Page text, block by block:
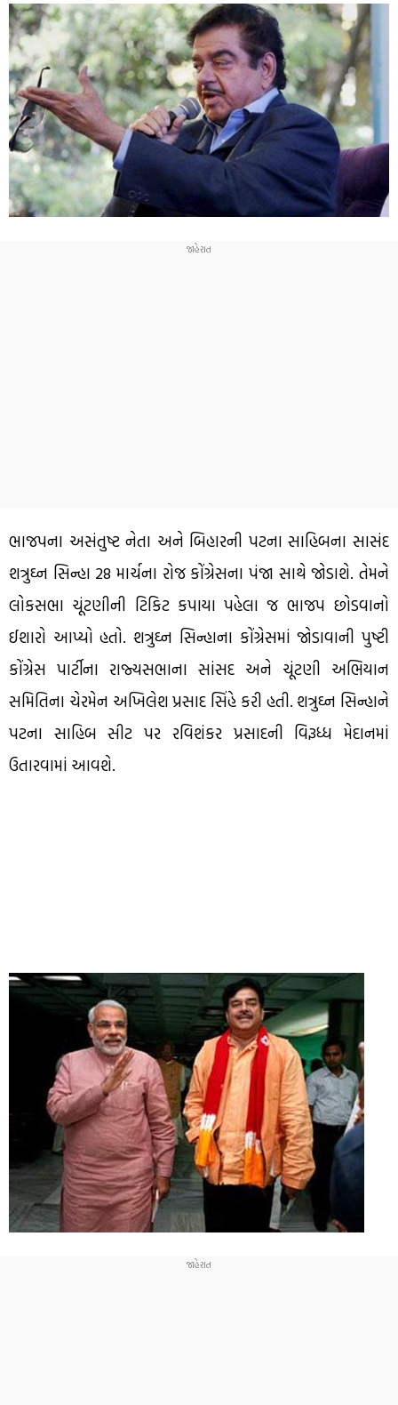
ભાજપના અસંતુષ્ટ નેતા અને બિહારની પટના સાહિબના સાસંદ
શત્રુઘ્ન સિન્હા 28 માર્ચના રોજ કોંગ્રેસના પંજા સાથે જોડાશે. તેમને
લોકસભા ચૂંટણીની ટિકિટ કપાયા પહેલા જ ભાજપ છોડવાનો
ઈશારો આપ્યો હતો. શત્રુઘ્ન સિન્હાના કોંગ્રેસમાં જોડાવાની પુષ્ટી
કોંગ્રેસ પાર્ટીના રાજ્યસભાના સાંસદ અને ચૂંટણી અભિયાન
સમિતિના ચેરમેન અખિલેશ પ્રસાદ સિંહે કરી હતી. શત્રુઘ્ન સિન્હાને
પટના સાહિબ સીટ પર રવિશંકર પ્રસાદની વિરૂધ્ધ મેદાનમાં
ઉતારવામાં આવશે.